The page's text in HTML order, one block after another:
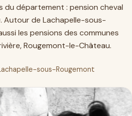
du département : pension cheval
. Autour de Lachapelle-sous-
les pensions des communes
,Rougemont-le-Château.
sous-Rougemont